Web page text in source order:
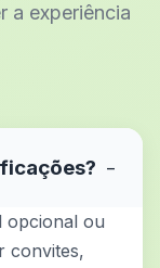
a experiência
−
opcional ou
convites,